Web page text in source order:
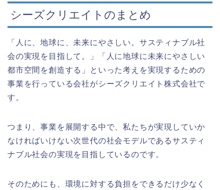
シーズクリエイトのまとめ
「人に、地球に、未来にやさしい。サスティナブル社
会の実現を目指して。」「人に地球に未来にやさしい
都市空間を創造する」といった考えを実現するための
事業を行っている会社がシーズクリエイト株式会社で
す。
つまり、事業を展開する中で、私たちが実現していか
なければいけない次世代の社会モデルであるサスティ
ナブル社会の実現を目指しているのです。
そのためにも、環境に対する負担をできるだけ少なく